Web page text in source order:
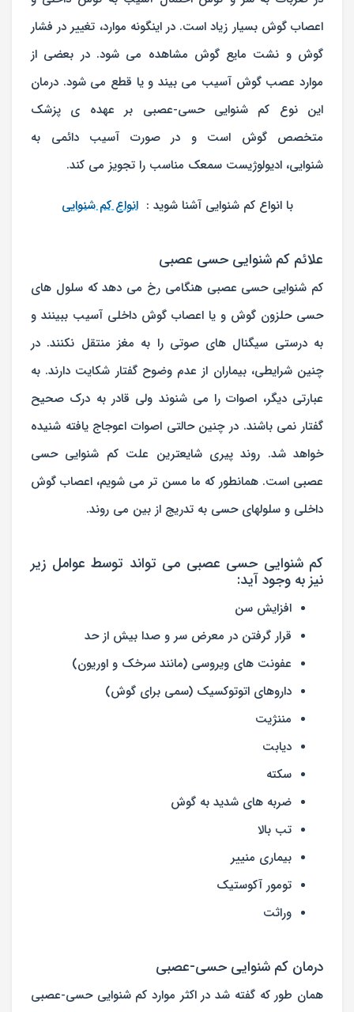
اعصاب گوش بسیار زیاد است. در اینگونه موارد، تغییر در فشار
گوش و نشت مایع گوش مشاهده می شود. در بعضی از
موارد عصب گوش آسیب می بیند و یا قطع می شود. درمان
این نوع کم شنوایی حسی-عصبی بر عهده ی پزشک
متخصص گوش است و در صورت آسیب دائمی به
شنوایی، ادیولوژیست سمعک مناسب را تجویز می کند.
با انواع کم شنوایی آشنا شوید :انواع کم شنوایی
علائم کم شنوایی حسی عصبی
کم شنوایی حسی عصبی هنگامی رخ می دهد که سلول های
حسی حلزون گوش و یا اعصاب گوش داخلی آسیب ببینند و
به درستی سیگنال های صوتی را به مغز منتقل نکنند. در
چنین شرایطی، بیماران از عدم وضوح گفتار شکایت دارند. به
عبارتی دیگر، اصوات را می شنوند ولی قادر به درک صحیح
گفتار نمی باشند. در چنین حالتی اصوات اعوجاج یافته شنیده
خواهد شد. روند پیری شایعترین علت کم شنوایی حسی
عصبی است. همانطور که ما مسن تر می شویم، اعصاب گوش
داخلی و سلولهای حسی به تدریج از بین می روند.
کم شنوایی حسی عصبی می تواند توسط عوامل زیر
نیز به وجود آید:
افزایش سن
قرار گرفتن در معرض سر و صدا بیش از حد
عفونت های ویروسی (مانند سرخک و اوریون)
داروهای اتوتوکسیک (سمی برای گوش)
مننژیت
دیابت
سکته
ضربه های شدید به گوش
تب بالا
بیماری منییر
تومور آکوستیک
وراثت
درمان کم شنوایی حسی-عصبی
همان طور که گفته شد در اکثر موارد کم شنوایی حسی-عصبی